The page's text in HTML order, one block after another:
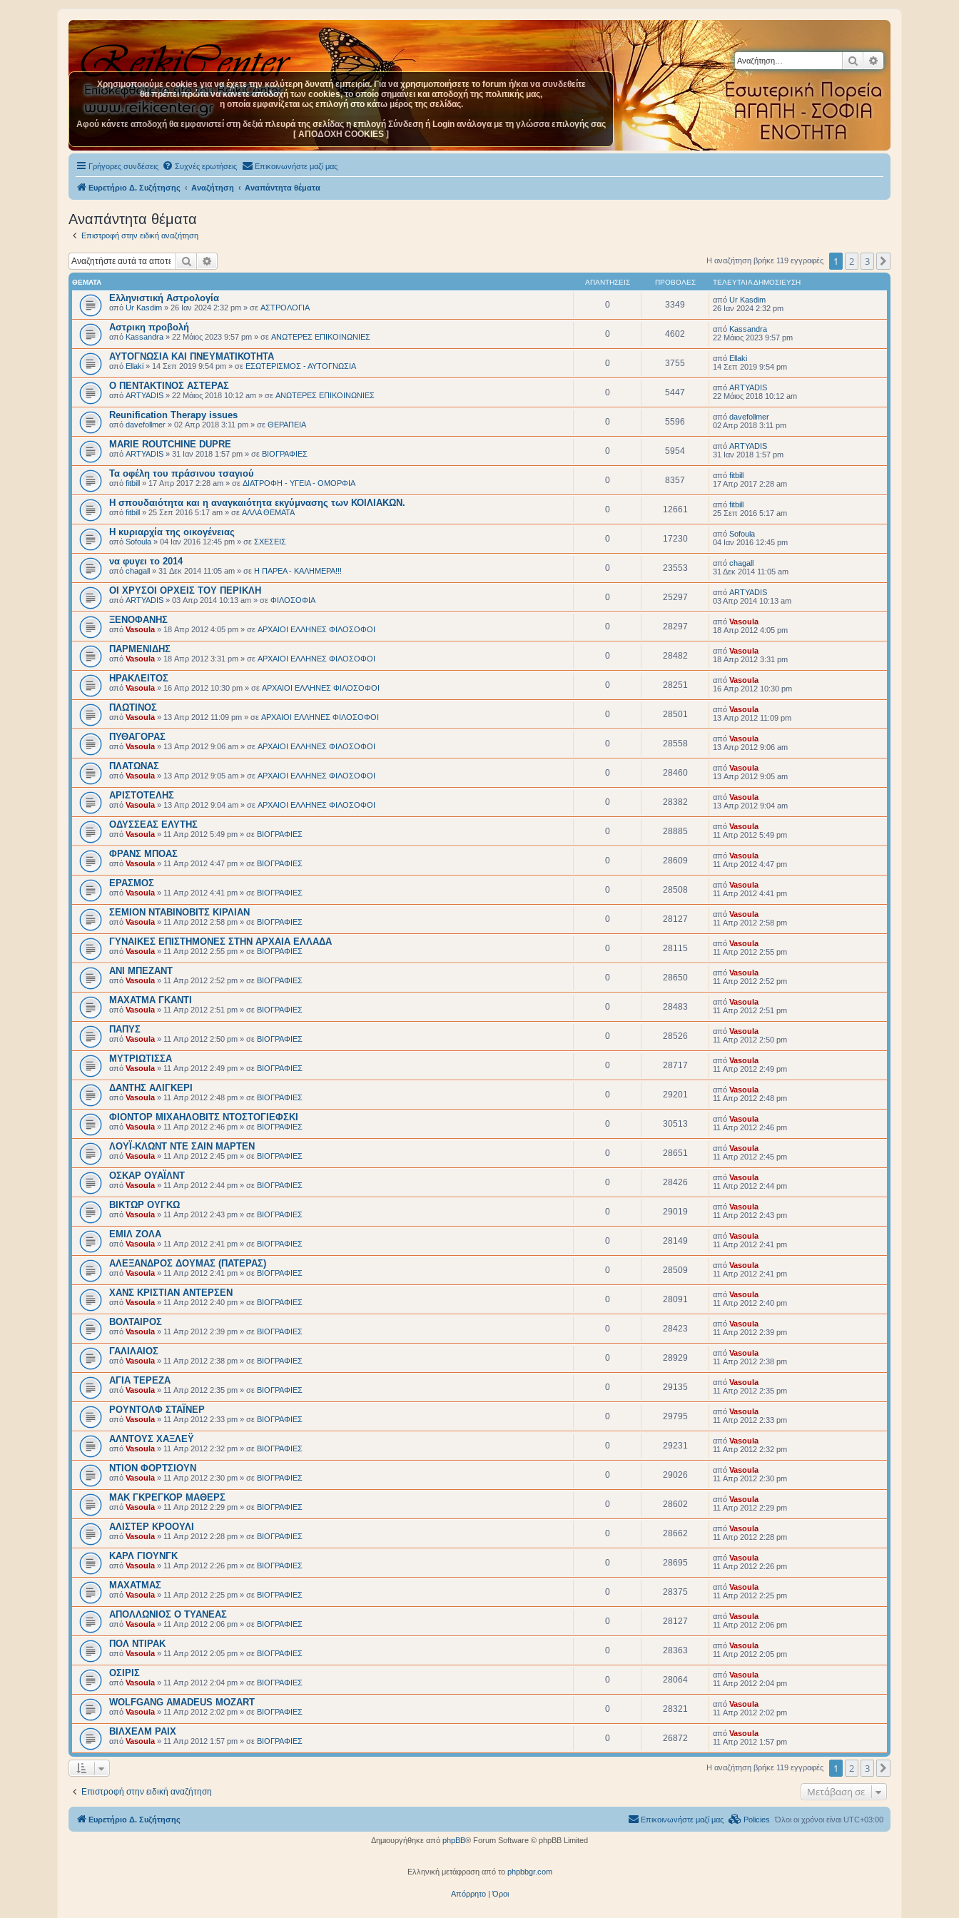
Αναζήτηση
Γρήγορες συνδέσεις Συχνές ερωτήσεις Επικοινωνήστε μαζί μας
Ευρετήριο Δ. Συζήτησης Αναζήτηση Αναπάντητα θέματα
Αναπάντητα θέματα
Επιστροφή στην ειδική αναζήτηση
Αναζήτηση Η αναζήτηση βρήκε 119 εγγραφές 1 2 3
ΘΈΜΑΤΑ ΑΠΑΝΤΉΣΕΙΣ ΠΡΟΒΟΛΈΣ ΤΕΛΕΥΤΑΊΑ ΔΗΜΟΣΊΕΥΣΗ
Ελληνιστική Αστρολογία
από Ur Kasdim » 26 Ιαν 2024 2:32 pm » σε ΑΣΤΡΟΛΟΓΙΑ 0 3349 από Ur Kasdim
26 Ιαν 2024 2:32 pm
Αστρικη προβολή
από Kassandra » 22 Μάιος 2023 9:57 pm » σε ΑΝΩΤΕΡΕΣ ΕΠΙΚΟΙΝΩΝΙΕΣ 0 4602 από Kassandra
22 Μάιος 2023 9:57 pm
ΑΥΤΟΓΝΩΣΙΑ ΚΑΙ ΠΝΕΥΜΑΤΙΚΟΤΗΤΑ
από Ellaki » 14 Σεπ 2019 9:54 pm » σε ΕΣΩΤΕΡΙΣΜΟΣ - ΑΥΤΟΓΝΩΣΙΑ 0 3755 από Ellaki
14 Σεπ 2019 9:54 pm
O ΠΕΝΤΑΚΤΙΝΟΣ ΑΣΤΕΡΑΣ
από ARTYADIS » 22 Μάιος 2018 10:12 am » σε ΑΝΩΤΕΡΕΣ ΕΠΙΚΟΙΝΩΝΙΕΣ 0 5447 από ARTYADIS
22 Μάιος 2018 10:12 am
Reunification Therapy issues
από davefollmer » 02 Απρ 2018 3:11 pm » σε ΘΕΡΑΠΕΙΑ 0 5596 από davefollmer
02 Απρ 2018 3:11 pm
MARIE ROUTCHINE DUPRE
από ARTYADIS » 31 Ιαν 2018 1:57 pm » σε BIOΓΡΑΦΙΕΣ 0 5954 από ARTYADIS
31 Ιαν 2018 1:57 pm
Τα οφέλη του πράσινου τσαγιού
από fitbill » 17 Απρ 2017 2:28 am » σε ΔΙΑΤΡΟΦΗ - ΥΓΕΙΑ - ΟΜΟΡΦΙΑ 0 8357 από fitbill
17 Απρ 2017 2:28 am
Η σπουδαιότητα και η αναγκαιότητα εκγύμνασης των ΚΟΙΛΙΑΚΩΝ.
από fitbill » 25 Σεπ 2016 5:17 am » σε ΑΛΛΑ ΘΕΜΑΤΑ 0 12661 από fitbill
25 Σεπ 2016 5:17 am
Η κυριαρχία της οικογένειας
από Sofoula » 04 Ιαν 2016 12:45 pm » σε ΣΧΕΣΕΙΣ 0 17230 από Sofoula
04 Ιαν 2016 12:45 pm
να φυγει το 2014
από chagall » 31 Δεκ 2014 11:05 am » σε Η ΠΑΡΕΑ - ΚΑΛΗΜΕΡΑ!!! 0 23553 από chagall
31 Δεκ 2014 11:05 am
ΟΙ ΧΡΥΣΟΙ ΟΡΧΕΙΣ ΤΟΥ ΠΕΡΙΚΛΗ
από ARTYADIS » 03 Απρ 2014 10:13 am » σε ΦΙΛΟΣΟΦΙΑ 0 25297 από ARTYADIS
03 Απρ 2014 10:13 am
ΞΕΝΟΦΑΝΗΣ
από Vasoula » 18 Απρ 2012 4:05 pm » σε ΑΡΧΑΙΟΙ EΛΛΗΝΕΣ ΦΙΛΟΣΟΦΟΙ 0 28297 από Vasoula
18 Απρ 2012 4:05 pm
ΠΑΡΜΕΝΙΔΗΣ
από Vasoula » 18 Απρ 2012 3:31 pm » σε ΑΡΧΑΙΟΙ EΛΛΗΝΕΣ ΦΙΛΟΣΟΦΟΙ 0 28482 από Vasoula
18 Απρ 2012 3:31 pm
ΗΡΑΚΛΕΙΤΟΣ
από Vasoula » 16 Απρ 2012 10:30 pm » σε ΑΡΧΑΙΟΙ EΛΛΗΝΕΣ ΦΙΛΟΣΟΦΟΙ 0 28251 από Vasoula
16 Απρ 2012 10:30 pm
ΠΛΩΤΙΝΟΣ
από Vasoula » 13 Απρ 2012 11:09 pm » σε ΑΡΧΑΙΟΙ EΛΛΗΝΕΣ ΦΙΛΟΣΟΦΟΙ 0 28501 από Vasoula
13 Απρ 2012 11:09 pm
ΠΥΘΑΓΟΡΑΣ
από Vasoula » 13 Απρ 2012 9:06 am » σε ΑΡΧΑΙΟΙ EΛΛΗΝΕΣ ΦΙΛΟΣΟΦΟΙ 0 28558 από Vasoula
13 Απρ 2012 9:06 am
ΠΛΑΤΩΝΑΣ
από Vasoula » 13 Απρ 2012 9:05 am » σε ΑΡΧΑΙΟΙ EΛΛΗΝΕΣ ΦΙΛΟΣΟΦΟΙ 0 28460 από Vasoula
13 Απρ 2012 9:05 am
ΑΡΙΣΤΟΤΕΛΗΣ
από Vasoula » 13 Απρ 2012 9:04 am » σε ΑΡΧΑΙΟΙ EΛΛΗΝΕΣ ΦΙΛΟΣΟΦΟΙ 0 28382 από Vasoula
13 Απρ 2012 9:04 am
ΟΔΥΣΣΕΑΣ ΕΛΥΤΗΣ
από Vasoula » 11 Απρ 2012 5:49 pm » σε BIOΓΡΑΦΙΕΣ 0 28885 από Vasoula
11 Απρ 2012 5:49 pm
ΦΡΑΝΣ ΜΠΟΑΣ
από Vasoula » 11 Απρ 2012 4:47 pm » σε BIOΓΡΑΦΙΕΣ 0 28609 από Vasoula
11 Απρ 2012 4:47 pm
ΕΡΑΣΜΟΣ
από Vasoula » 11 Απρ 2012 4:41 pm » σε BIOΓΡΑΦΙΕΣ 0 28508 από Vasoula
11 Απρ 2012 4:41 pm
ΣΕΜΙΟΝ ΝΤΑΒΙΝΟΒΙΤΣ ΚΙΡΛΙΑΝ
από Vasoula » 11 Απρ 2012 2:58 pm » σε BIOΓΡΑΦΙΕΣ 0 28127 από Vasoula
11 Απρ 2012 2:58 pm
ΓΥΝΑΙΚΕΣ ΕΠΙΣΤΗΜΟΝΕΣ ΣΤΗΝ ΑΡΧΑΙΑ ΕΛΛΑΔΑ
από Vasoula » 11 Απρ 2012 2:55 pm » σε BIOΓΡΑΦΙΕΣ 0 28115 από Vasoula
11 Απρ 2012 2:55 pm
ΑΝΙ ΜΠΕΖΑΝΤ
από Vasoula » 11 Απρ 2012 2:52 pm » σε BIOΓΡΑΦΙΕΣ 0 28650 από Vasoula
11 Απρ 2012 2:52 pm
ΜΑΧΑΤΜΑ ΓΚΑΝΤΙ
από Vasoula » 11 Απρ 2012 2:51 pm » σε BIOΓΡΑΦΙΕΣ 0 28483 από Vasoula
11 Απρ 2012 2:51 pm
ΠΑΠΥΣ
από Vasoula » 11 Απρ 2012 2:50 pm » σε BIOΓΡΑΦΙΕΣ 0 28526 από Vasoula
11 Απρ 2012 2:50 pm
ΜΥΤΡΙΩΤΙΣΣΑ
από Vasoula » 11 Απρ 2012 2:49 pm » σε BIOΓΡΑΦΙΕΣ 0 28717 από Vasoula
11 Απρ 2012 2:49 pm
ΔΑΝΤΗΣ ΑΛΙΓΚΕΡΙ
από Vasoula » 11 Απρ 2012 2:48 pm » σε BIOΓΡΑΦΙΕΣ 0 29201 από Vasoula
11 Απρ 2012 2:48 pm
ΦΙΟΝΤΟΡ ΜΙΧΑΗΛΟΒΙΤΣ ΝΤΟΣΤΟΓΙΕΦΣΚΙ
από Vasoula » 11 Απρ 2012 2:46 pm » σε BIOΓΡΑΦΙΕΣ 0 30513 από Vasoula
11 Απρ 2012 2:46 pm
ΛΟΥΪ-ΚΛΩΝΤ ΝΤΕ ΣΑΙΝ ΜΑΡΤΕΝ
από Vasoula » 11 Απρ 2012 2:45 pm » σε BIOΓΡΑΦΙΕΣ 0 28651 από Vasoula
11 Απρ 2012 2:45 pm
ΟΣΚΑΡ ΟΥΑΪΛΝΤ
από Vasoula » 11 Απρ 2012 2:44 pm » σε BIOΓΡΑΦΙΕΣ 0 28426 από Vasoula
11 Απρ 2012 2:44 pm
ΒΙΚΤΩΡ ΟΥΓΚΩ
από Vasoula » 11 Απρ 2012 2:43 pm » σε BIOΓΡΑΦΙΕΣ 0 29019 από Vasoula
11 Απρ 2012 2:43 pm
ΕΜΙΛ ΖΟΛΑ
από Vasoula » 11 Απρ 2012 2:41 pm » σε BIOΓΡΑΦΙΕΣ 0 28149 από Vasoula
11 Απρ 2012 2:41 pm
ΑΛΕΞΑΝΔΡΟΣ ΔΟΥΜΑΣ (ΠΑΤΕΡΑΣ)
από Vasoula » 11 Απρ 2012 2:41 pm » σε BIOΓΡΑΦΙΕΣ 0 28509 από Vasoula
11 Απρ 2012 2:41 pm
ΧΑΝΣ ΚΡΙΣΤΙΑΝ ΑΝΤΕΡΣΕΝ
από Vasoula » 11 Απρ 2012 2:40 pm » σε BIOΓΡΑΦΙΕΣ 0 28091 από Vasoula
11 Απρ 2012 2:40 pm
ΒΟΛΤΑΙΡΟΣ
από Vasoula » 11 Απρ 2012 2:39 pm » σε BIOΓΡΑΦΙΕΣ 0 28423 από Vasoula
11 Απρ 2012 2:39 pm
ΓΑΛΙΛΑΙΟΣ
από Vasoula » 11 Απρ 2012 2:38 pm » σε BIOΓΡΑΦΙΕΣ 0 28929 από Vasoula
11 Απρ 2012 2:38 pm
ΑΓΙΑ ΤΕΡΕΖΑ
από Vasoula » 11 Απρ 2012 2:35 pm » σε BIOΓΡΑΦΙΕΣ 0 29135 από Vasoula
11 Απρ 2012 2:35 pm
ΡΟΥΝΤΟΛΦ ΣΤΑΪΝΕΡ
από Vasoula » 11 Απρ 2012 2:33 pm » σε BIOΓΡΑΦΙΕΣ 0 29795 από Vasoula
11 Απρ 2012 2:33 pm
ΑΛΝΤΟΥΣ ΧΑΞΛΕΫ
από Vasoula » 11 Απρ 2012 2:32 pm » σε BIOΓΡΑΦΙΕΣ 0 29231 από Vasoula
11 Απρ 2012 2:32 pm
ΝΤΙΟΝ ΦΟΡΤΣΙΟΥΝ
από Vasoula » 11 Απρ 2012 2:30 pm » σε BIOΓΡΑΦΙΕΣ 0 29026 από Vasoula
11 Απρ 2012 2:30 pm
ΜΑΚ ΓΚΡΕΓΚΟΡ ΜΑΘΕΡΣ
από Vasoula » 11 Απρ 2012 2:29 pm » σε BIOΓΡΑΦΙΕΣ 0 28602 από Vasoula
11 Απρ 2012 2:29 pm
ΑΛΙΣΤΕΡ ΚΡΟΟΥΛΙ
από Vasoula » 11 Απρ 2012 2:28 pm » σε BIOΓΡΑΦΙΕΣ 0 28662 από Vasoula
11 Απρ 2012 2:28 pm
ΚΑΡΛ ΓΙΟΥΝΓΚ
από Vasoula » 11 Απρ 2012 2:26 pm » σε BIOΓΡΑΦΙΕΣ 0 28695 από Vasoula
11 Απρ 2012 2:26 pm
ΜΑΧΑΤΜΑΣ
από Vasoula » 11 Απρ 2012 2:25 pm » σε BIOΓΡΑΦΙΕΣ 0 28375 από Vasoula
11 Απρ 2012 2:25 pm
ΑΠΟΛΛΩΝΙΟΣ Ο ΤΥΑΝΕΑΣ
από Vasoula » 11 Απρ 2012 2:06 pm » σε BIOΓΡΑΦΙΕΣ 0 28127 από Vasoula
11 Απρ 2012 2:06 pm
ΠΟΛ ΝΤΙΡΑΚ
από Vasoula » 11 Απρ 2012 2:05 pm » σε BIOΓΡΑΦΙΕΣ 0 28363 από Vasoula
11 Απρ 2012 2:05 pm
ΟΣΙΡΙΣ
από Vasoula » 11 Απρ 2012 2:04 pm » σε BIOΓΡΑΦΙΕΣ 0 28064 από Vasoula
11 Απρ 2012 2:04 pm
WOLFGANG AMADEUS MOZART
από Vasoula » 11 Απρ 2012 2:02 pm » σε BIOΓΡΑΦΙΕΣ 0 28321 από Vasoula
11 Απρ 2012 2:02 pm
ΒΙΛΧΕΛΜ ΡΑΙΧ
από Vasoula » 11 Απρ 2012 1:57 pm » σε BIOΓΡΑΦΙΕΣ 0 26872 από Vasoula
11 Απρ 2012 1:57 pm
Η αναζήτηση βρήκε 119 εγγραφές 1 2 3
Επιστροφή στην ειδική αναζήτηση Μετάβαση σε
Χρησιμοποιούμε cookies για να έχετε την καλύτερη δυνατή εμπειρία. Για να χρησιμοποιήσετε το forum ή/και να συνδεθείτε
θα πρέπει πρώτα να κάνετε αποδοχή των cookies, το οποίο σημαίνει και αποδοχή της πολιτικής μας,
η οποία εμφανίζεται ως επιλογή στο κάτω μέρος της σελίδας.
Αφού κάνετε αποδοχή θα εμφανιστεί στη δεξιά πλευρά της σελίδας η επιλογή Σύνδεση ή Login ανάλογα με τη γλώσσα επιλογής σας
[ ΑΠΟΔΟΧΗ COOKIES ]
Ευρετήριο Δ. Συζήτησης Όλοι οι χρόνοι είναι UTC+03:00
Policies
Επικοινωνήστε μαζί μας
Δημιουργήθηκε από phpBB® Forum Software © phpBB Limited
Ελληνική μετάφραση από το phpbbgr.com
Απόρρητο|Όροι